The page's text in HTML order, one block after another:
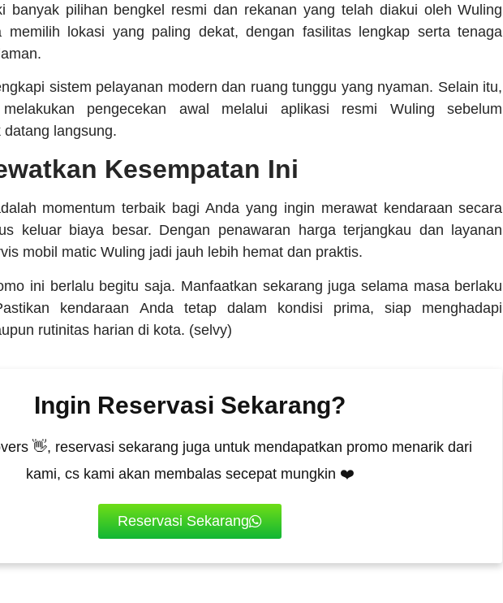
banyak pilihan bengkel resmi dan rekanan yang telah diakui oleh Wuling
memilih lokasi yang paling dekat, dengan fasilitas lengkap serta tenaga
sistem pelayanan modern dan ruang tunggu yang nyaman. Selain itu,
pengecekan awal melalui aplikasi resmi Wuling sebelum
langsung.
Kesempatan Ini
momentum terbaik bagi Anda yang ingin merawat kendaraan secara
keluar biaya besar. Dengan penawaran harga terjangkau dan layanan
mobil matic Wuling jadi jauh lebih hemat dan praktis.
ini berlalu begitu saja. Manfaatkan sekarang juga selama masa berlaku
kendaraan Anda tetap dalam kondisi prima, siap menghadapi
rutinitas harian di kota. (selvy)
Ingin Reservasi Sekarang?
👋, reservasi sekarang juga untuk mendapatkan promo menarik dari
kami, cs kami akan membalas secepat mungkin ❤️
Reservasi Sekarang